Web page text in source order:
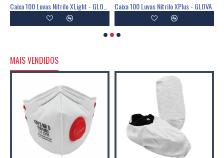
Caixa 100 Luvas Nitrilo XPlus - GLOVA
MAIS VENDIDOS